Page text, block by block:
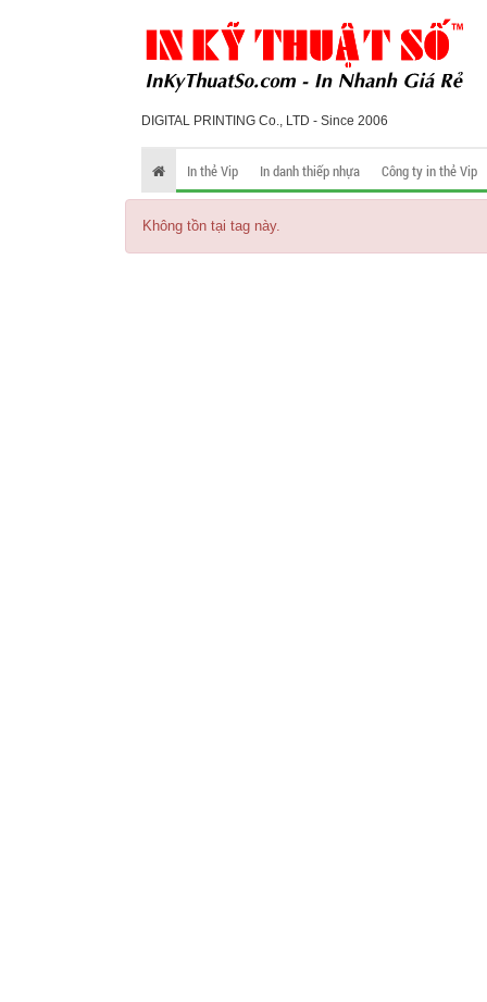
DIGITAL PRINTING Co., LTD - Since 2006
In thẻ Vip In danh thiếp nhựa Công ty in thẻ Vip
Không tồn tại tag này.